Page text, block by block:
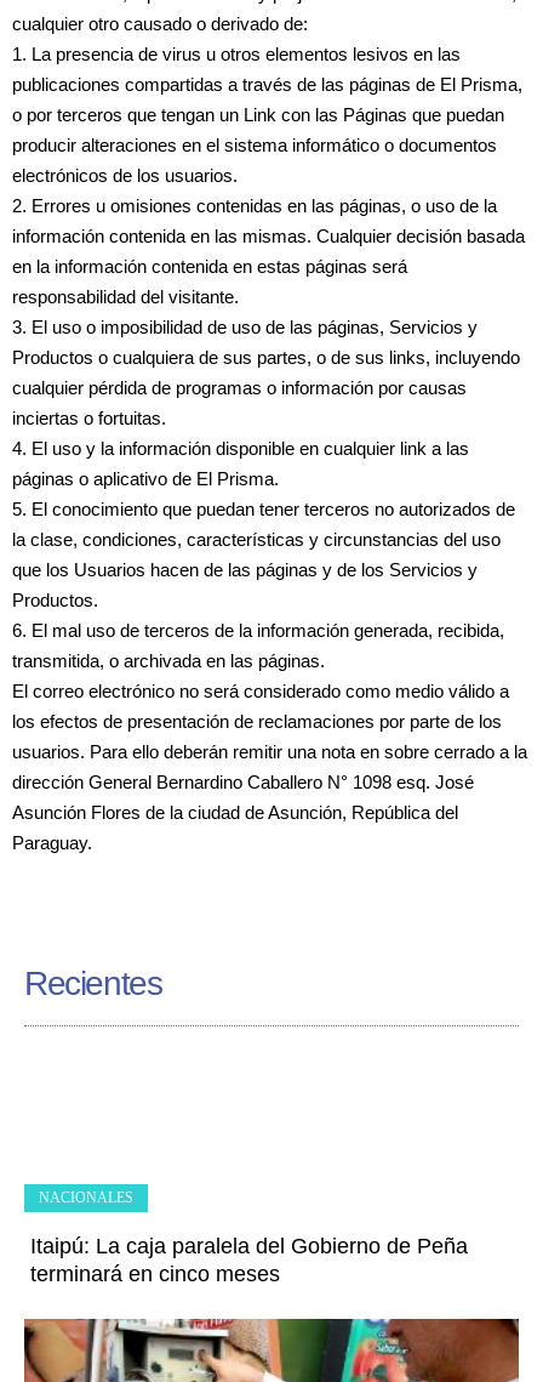
cualquier otro causado o derivado de:
1. La presencia de virus u otros elementos lesivos en las
publicaciones compartidas a través de las páginas de El Prisma,
o por terceros que tengan un Link con las Páginas que puedan
producir alteraciones en el sistema informático o documentos
electrónicos de los usuarios.
2. Errores u omisiones contenidas en las páginas, o uso de la
información contenida en las mismas. Cualquier decisión basada
en la información contenida en estas páginas será
responsabilidad del visitante.
3. El uso o imposibilidad de uso de las páginas, Servicios y
Productos o cualquiera de sus partes, o de sus links, incluyendo
cualquier pérdida de programas o información por causas
inciertas o fortuitas.
4. El uso y la información disponible en cualquier link a las
páginas o aplicativo de El Prisma.
5. El conocimiento que puedan tener terceros no autorizados de
la clase, condiciones, características y circunstancias del uso
que los Usuarios hacen de las páginas y de los Servicios y
Productos.
6. El mal uso de terceros de la información generada, recibida,
transmitida, o archivada en las páginas.
El correo electrónico no será considerado como medio válido a
los efectos de presentación de reclamaciones por parte de los
usuarios. Para ello deberán remitir una nota en sobre cerrado a la
dirección General Bernardino Caballero N° 1098 esq. José
Asunción Flores de la ciudad de Asunción, República del
Paraguay.
Recientes
Itaipú: La caja paralela del Gobierno de Peña
terminará en cinco meses
NACIONALES